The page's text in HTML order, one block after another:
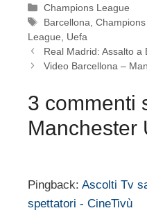
Categorie
Champions League
Tag
Barcellona ,
League
Uefa
Real Madrid: Assalto a
Video Barcellona –
3 commenti
Manchester
Pingback: Ascolti Tv
spettatori - CineTivù